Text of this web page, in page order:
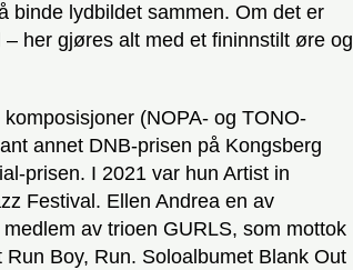
binde lydbildet sammen. Om det er
her gjøres alt med et fininnstilt øre og
(NOPA- og TONO-
annet DNB-prisen på Kongsberg
prisen. I 2021 var hun Artist in
Festival. Ellen Andrea en av
av trioen GURLS, som mottok
Boy, Run. Soloalbumet Blank Out